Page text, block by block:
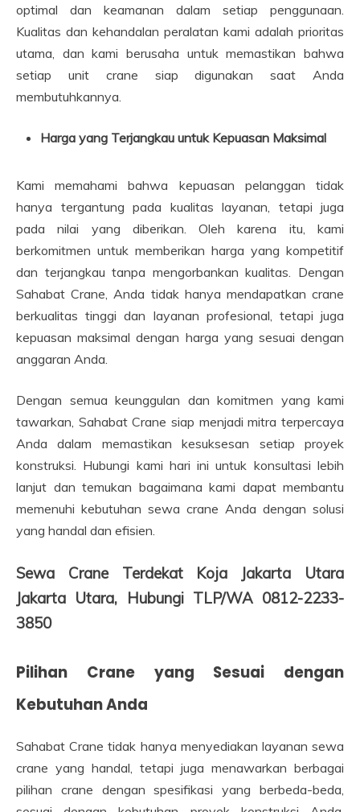
optimal dan keamanan dalam setiap penggunaan.
Kualitas dan kehandalan peralatan kami adalah prioritas
utama, dan kami berusaha untuk memastikan bahwa
setiap unit crane siap digunakan saat Anda
membutuhkannya.
Harga yang Terjangkau untuk Kepuasan Maksimal
Kami memahami bahwa kepuasan pelanggan tidak
hanya tergantung pada kualitas layanan, tetapi juga
pada nilai yang diberikan. Oleh karena itu, kami
berkomitmen untuk memberikan harga yang kompetitif
dan terjangkau tanpa mengorbankan kualitas. Dengan
Sahabat Crane, Anda tidak hanya mendapatkan crane
berkualitas tinggi dan layanan profesional, tetapi juga
kepuasan maksimal dengan harga yang sesuai dengan
anggaran Anda.
Dengan semua keunggulan dan komitmen yang kami
tawarkan, Sahabat Crane siap menjadi mitra terpercaya
Anda dalam memastikan kesuksesan setiap proyek
konstruksi. Hubungi kami hari ini untuk konsultasi lebih
lanjut dan temukan bagaimana kami dapat membantu
memenuhi kebutuhan sewa crane Anda dengan solusi
yang handal dan efisien.
Sewa Crane Terdekat Koja Jakarta Utara
Jakarta Utara, Hubungi TLP/WA 0812-2233-
3850
Pilihan Crane yang Sesuai dengan
Kebutuhan Anda
Sahabat Crane tidak hanya menyediakan layanan sewa
crane yang handal, tetapi juga menawarkan berbagai
pilihan crane dengan spesifikasi yang berbeda-beda,